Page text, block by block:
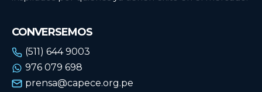
CONVERSEMOS
(511) 644 9003
976 079 698
prensa@capece.org.pe